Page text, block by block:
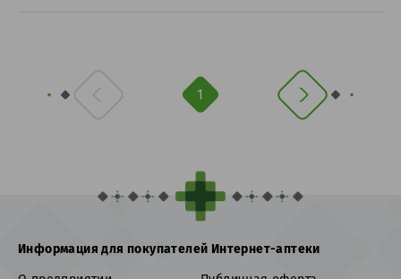
1
Информация для покупателей Интернет-аптеки